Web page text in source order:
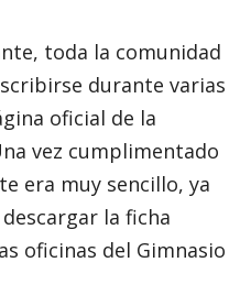
toda la comunidad
durante varias
oficial de la
vez cumplimentado
era muy sencillo, ya
la ficha
oficinas del Gimnasio